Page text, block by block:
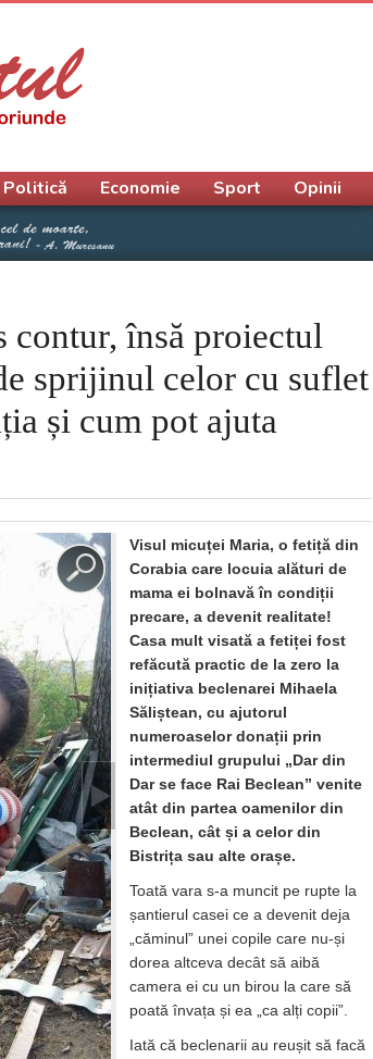
contur, însă proiectul
sprijinul celor cu suflet
și cum pot ajuta
Visul micuței Maria, o fetiță din
Corabia care locuia alături de
mama ei bolnavă în condiții
precare, a devenit realitate!
Casa mult visată a fetiței fost
refăcută practic de la zero la
inițiativa beclenarei Mihaela
Săliștean, cu ajutorul
numeroaselor donații prin
intermediul grupului „Dar din
Dar se face Rai Beclean” venite
atât din partea oamenilor din
Beclean, cât și a celor din
Bistrița sau alte orașe.
Toată vara s-a muncit pe rupte la
șantierul casei ce a devenit deja
„căminul” unei copile care nu-și
dorea altceva decât să aibă
camera ei cu un birou la care să
poată învața și ea „ca alți copii”.
Iată că beclenarii au reușit să facă
Politică Economie Sport Opinii